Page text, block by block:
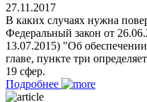
27.11.2017
В каких случаях нужна
Федеральный закон от
13.07.2015) "Об
главе, пункте три
19 сфер.
Подробнее